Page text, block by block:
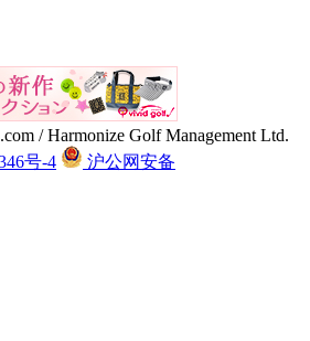
/ Harmonize Golf Management Ltd.
号-4
沪公网安备